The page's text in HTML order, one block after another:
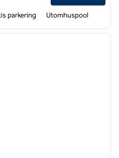
parkering Utomhuspool
nästa